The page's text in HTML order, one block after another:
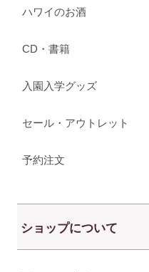
ハワイのお酒
CD・書籍
入園入学グッズ
セール・アウトレット
予約注文
ショップについて